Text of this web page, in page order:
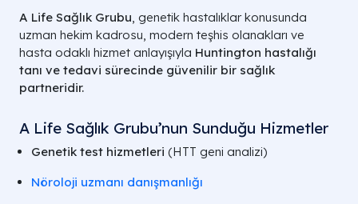
A Life Sağlık Grubu, genetik hastalıklar konusunda
uzman hekim kadrosu, modern teşhis olanakları ve
hasta odaklı hizmet anlayışıyla Huntington hastalığı
tanı ve tedavi sürecinde güvenilir bir sağlık
partneridir.
A Life Sağlık Grubu’nun Sunduğu Hizmetler
Genetik test hizmetleri (HTT geni analizi)
Nöroloji uzmanı danışmanlığı